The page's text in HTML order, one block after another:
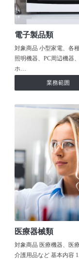
電子製品類
対象商品 小型家電、各種
照明機器、PC周辺機器
ホ…
業務範囲
医療器械類
対象商品 医療機器、医療
介護用品など 基本内容